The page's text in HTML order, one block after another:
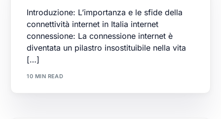
Introduzione: L’importanza e le sfide della
connettività internet in Italia internet
connessione: La connessione internet è
diventata un pilastro insostituibile nella vita
[…]
10 MIN READ